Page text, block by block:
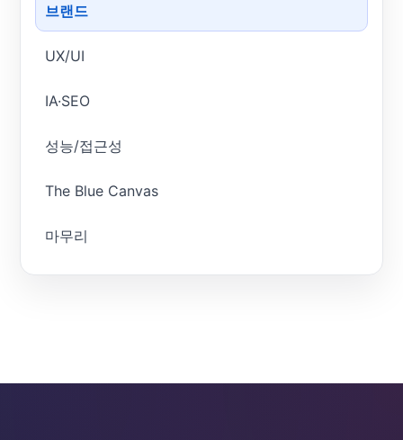
브랜드
UX/UI
IA·SEO
성능/접근성
The Blue Canvas
마무리